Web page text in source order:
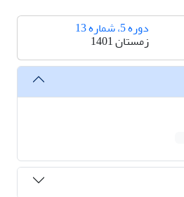
دوره 5، شماره 13
زمستان 1401